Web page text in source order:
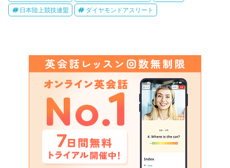
日本陸上競技連盟 ダイヤモンドアスリート